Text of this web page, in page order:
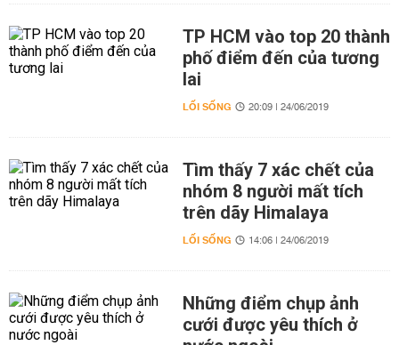
TP HCM vào top 20 thành
phố điểm đến của tương
lai
LỐI SỐNG 20:09 | 24/06/2019
Tìm thấy 7 xác chết của
nhóm 8 người mất tích
trên dãy Himalaya
LỐI SỐNG 14:06 | 24/06/2019
Những điểm chụp ảnh
cưới được yêu thích ở